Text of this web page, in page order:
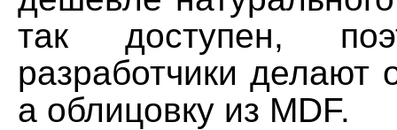
так доступен,
разработчики делают
а облицовку из MDF.